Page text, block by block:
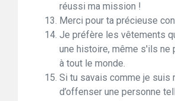
réussi ma mission !
Merci pour ta précieuse
Je préfère les vêtements
une histoire, même s'ils ne
à tout le monde.
Si tu savais comme je suis
d’offenser une personne